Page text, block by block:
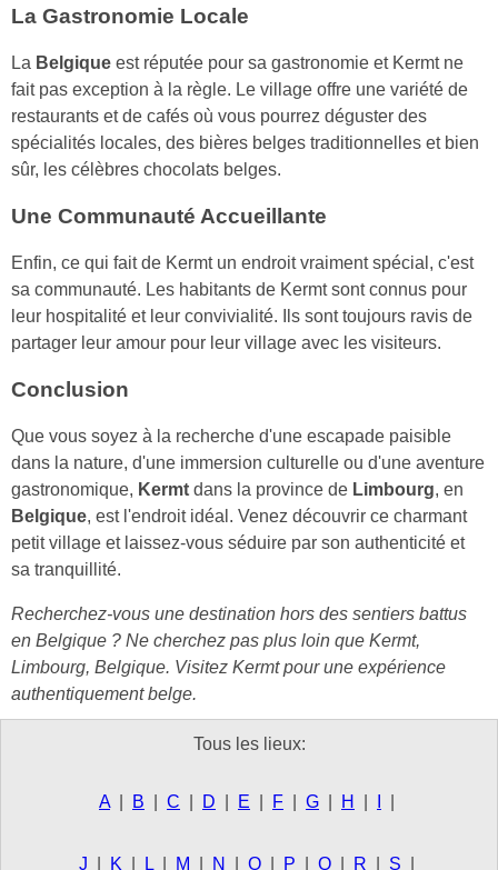
La Gastronomie Locale
La Belgique est réputée pour sa gastronomie et Kermt ne
fait pas exception à la règle. Le village offre une variété de
restaurants et de cafés où vous pourrez déguster des
spécialités locales, des bières belges traditionnelles et bien
sûr, les célèbres chocolats belges.
Une Communauté Accueillante
Enfin, ce qui fait de Kermt un endroit vraiment spécial, c'est
sa communauté. Les habitants de Kermt sont connus pour
leur hospitalité et leur convivialité. Ils sont toujours ravis de
partager leur amour pour leur village avec les visiteurs.
Conclusion
Que vous soyez à la recherche d'une escapade paisible
dans la nature, d'une immersion culturelle ou d'une aventure
gastronomique, Kermt dans la province de Limbourg, en
Belgique, est l'endroit idéal. Venez découvrir ce charmant
petit village et laissez-vous séduire par son authenticité et
sa tranquillité.
Recherchez-vous une destination hors des sentiers battus
en Belgique ? Ne cherchez pas plus loin que Kermt,
Limbourg, Belgique. Visitez Kermt pour une expérience
authentiquement belge.
Tous les lieux:
A B C D E F G H
J K L M N O P Q R S